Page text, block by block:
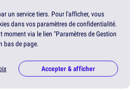
un service tiers. Pour l'afficher, vous
dans vos paramètres de confidentialité.
moment via le lien "Paramètres de Gestion
bas de page.
Accepter & afficher